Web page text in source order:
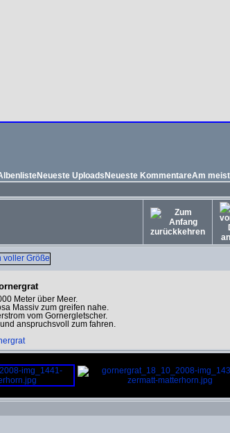
Neueste Uploads Neueste KommentareAm
Meter über Meer.
Massiv zum greifen nahe.
vom Gornergletscher.
anspruchsvoll zum fahren.